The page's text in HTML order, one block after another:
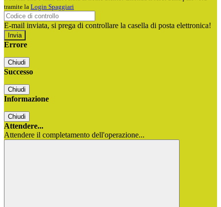
tramite la Login Spaggiari
E-mail inviata, si prega di controllare la casella di posta elettronica!
Errore
Chiudi
Successo
Chiudi
Informazione
Chiudi
Attendere...
Attendere il completamento dell'operazione...